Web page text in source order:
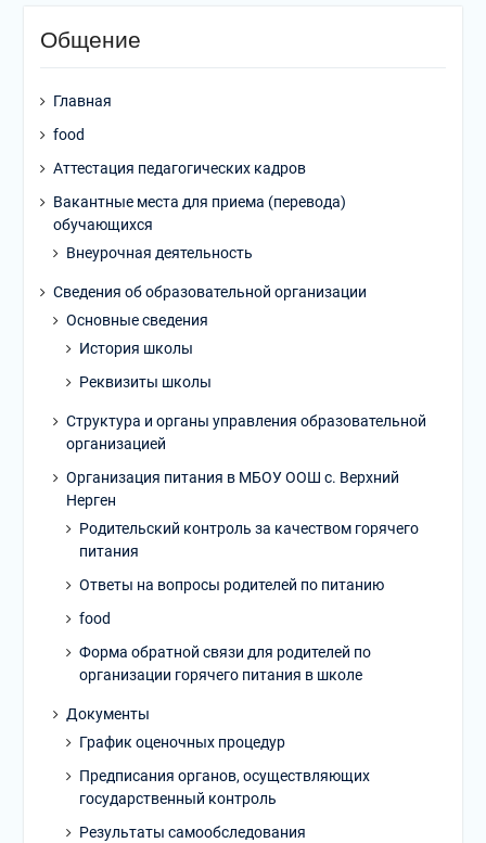
Общение
Главная
food
Аттестация педагогических кадров
Вакантные места для приема (перевода)
обучающихся
Внеурочная деятельность
Сведения об образовательной организации
Основные сведения
История школы
Реквизиты школы
Структура и органы управления образовательной
организацией
Организация питания в МБОУ ООШ с. Верхний
Нерген
Родительский контроль за качеством горячего
питания
Ответы на вопросы родителей по питанию
food
Форма обратной связи для родителей по
организации горячего питания в школе
Документы
График оценочных процедур
Предписания органов, осуществляющих
государственный контроль
Результаты самообследования